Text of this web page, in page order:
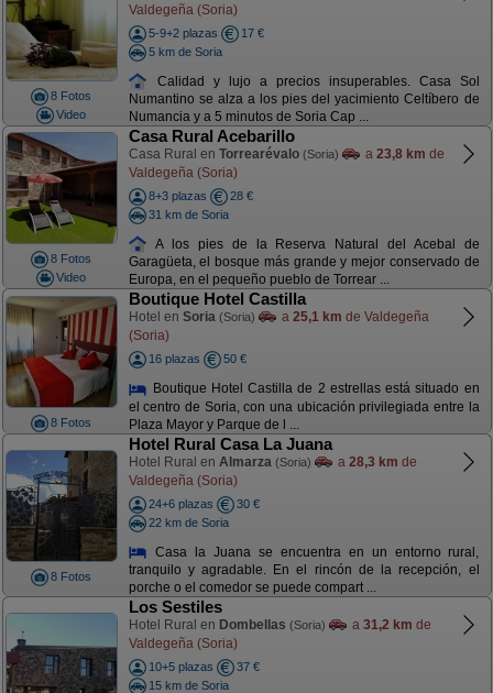
8 Fotos
Video
Valdegeña (Soria)
5-9+2 plazas
17 €
5 km de Soria
Calidad y lujo a precios insuperables. Casa Sol
Numantino se alza a los pies del yacimiento Celtíbero de
Numancia y a 5 minutos de Soria Cap ...
8 Fotos
Video
Casa Rural Acebarillo
Casa Rural en Torrearévalo (Soria) a 23,8 km de
Valdegeña (Soria)
8+3 plazas
28 €
31 km de Soria
A los pies de la Reserva Natural del Acebal de
Garagüeta, el bosque más grande y mejor conservado de
Europa, en el pequeño pueblo de Torrear ...
8 Fotos
Boutique Hotel Castilla
Hotel en Soria (Soria) a 25,1 km de Valdegeña
(Soria)
16 plazas 50 €
Boutique Hotel Castilla de 2 estrellas está situado en
el centro de Soria, con una ubicación privilegiada entre la
Plaza Mayor y Parque de l ...
8 Fotos
Hotel Rural Casa La Juana
Hotel Rural en Almarza (Soria) a 28,3 km de
Valdegeña (Soria)
24+6 plazas
30 €
22 km de Soria
Casa la Juana se encuentra en un entorno rural,
tranquilo y agradable. En el rincón de la recepción, el
porche o el comedor se puede compart ...
Los Sestiles
Hotel Rural en Dombellas (Soria) a 31,2 km de
Valdegeña (Soria)
10+5 plazas
37 €
15 km de Soria